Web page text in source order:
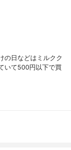
の日などはミルクク
いて500円以下で買